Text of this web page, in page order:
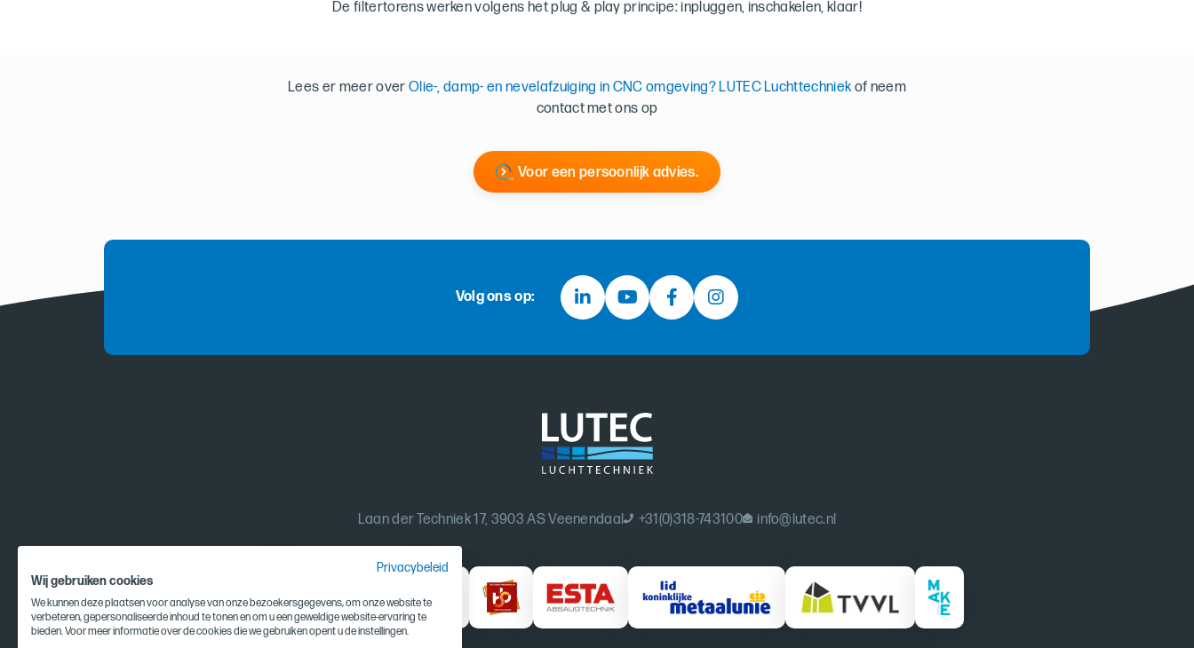
De filtertorens werken volgens het plug & play principe: inpluggen, inschakelen, klaar!
Lees er meer over Olie-, damp- en nevelafzuiging in CNC omgeving? LUTEC Luchttechniekof neem
contact met ons op
Voor een persoonlijk advies.
Volg ons op:
Laan der Techniek 17, 3903 AS Veenendaal +31(0)318-743100 info@lutec.nl
Privacybeleid
Wij gebruiken cookies
We kunnen deze plaatsen voor analyse van onze bezoekersgegevens, om onze website te
verbeteren, gepersonaliseerde inhoud te tonen en om u een geweldige website-ervaring te
bieden. Voor meer informatie over de cookies die we gebruiken opent u de instellingen.